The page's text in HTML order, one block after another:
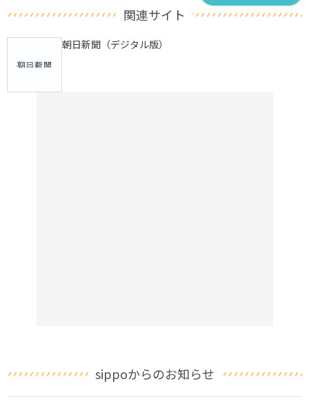
関連サイト
朝日新聞（デジタル版）
sippoからのお知らせ